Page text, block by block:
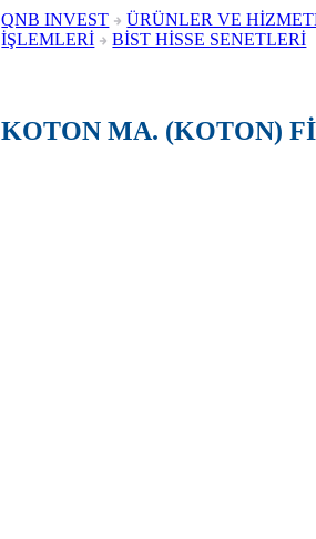
QNB INVEST ÜRÜNLER VE
İŞLEMLERİ
BİST HİSSE SENETLERİ
KOTON MA. (KOTON)